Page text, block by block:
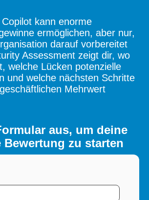
kann enorme
ermöglichen, aber nur,
darauf vorbereitet
Assessment zeigt dir, wo
welche Lücken potenzielle
und welche nächsten Schritte
Mehrwert
aus, um deine
Bewertung zu starten